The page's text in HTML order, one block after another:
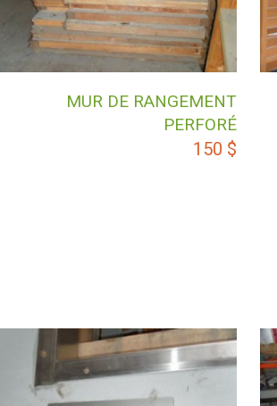
MUR DE RANGEMENT
PERFORÉ
150 $